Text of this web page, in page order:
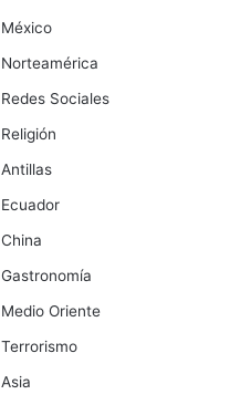
México
Norteamérica
Redes Sociales
Religión
Antillas
Ecuador
China
Gastronomía
Medio Oriente
Terrorismo
Asia